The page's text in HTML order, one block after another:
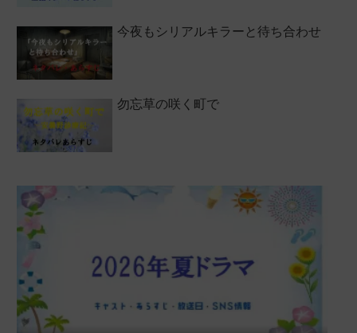
今夜もシリアルキラーと待ち合わせ
勿忘草の咲く町で